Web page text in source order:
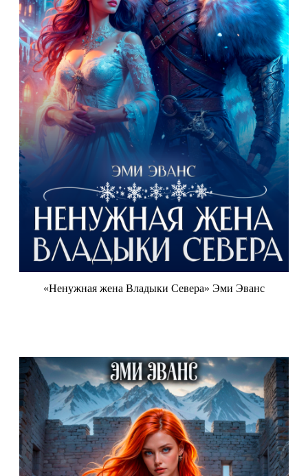
«Ненужная жена Владыки Севера» Эми Эванс